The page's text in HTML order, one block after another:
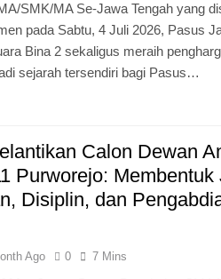
SMK/MA Se-Jawa Tengah yang
pada Sabtu, 4 Juli 2026, Pasus
Bina 2 sekaligus meraih
sejarah tersendiri bagi Pasus…
Calon Dewan
Purworejo: Membentuk
Disiplin, dan
Ago 0 7 Mins